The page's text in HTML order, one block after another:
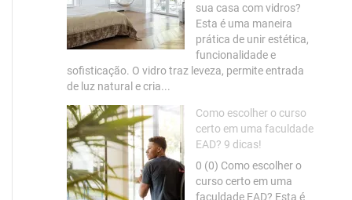
sua casa com vidros?
Esta é uma maneira
prática de unir estética,
funcionalidade e
sofisticação. O vidro traz leveza, permite entrada
de luz natural e cria...
Como escolher o curso
certo em uma faculdade
EAD? 9 dicas!
0 (0) Como escolher o
curso certo em uma
faculdade EAD? Esta é